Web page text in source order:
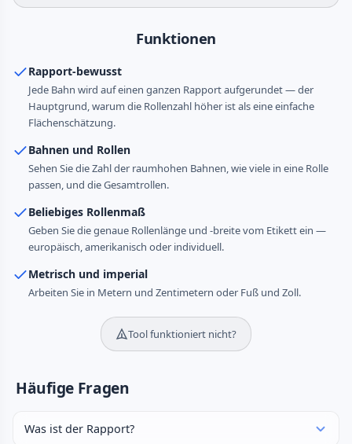
Funktionen
Rapport-bewusst
Jede Bahn wird auf einen ganzen Rapport aufgerundet — der
Hauptgrund, warum die Rollenzahl höher ist als eine einfache
Flächenschätzung.
Bahnen und Rollen
Sehen Sie die Zahl der raumhohen Bahnen, wie viele in eine Rolle
passen, und die Gesamtrollen.
Beliebiges Rollenmaß
Geben Sie die genaue Rollenlänge und -breite vom Etikett ein —
europäisch, amerikanisch oder individuell.
Metrisch und imperial
Arbeiten Sie in Metern und Zentimetern oder Fuß und Zoll.
Tool funktioniert nicht?
Häufige Fragen
Was ist der Rapport?